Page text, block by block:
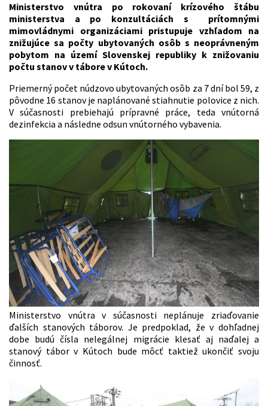
Ministerstvo vnútra po rokovaní krízového štábu
ministerstva a po konzultáciách s prítomnými
mimovládnymi organizáciami pristupuje vzhľadom na
znižujúce sa počty ubytovaných osôb s neoprávneným
pobytom na území Slovenskej republiky k znižovaniu
počtu stanov v tábore v Kútoch.
Priemerný počet núdzovo ubytovaných osôb za 7 dní bol 59, z
pôvodne 16 stanov je naplánované stiahnutie polovice z nich.
V súčasnosti prebiehajú prípravné práce, teda vnútorná
dezinfekcia a následne odsun vnútorného vybavenia.
Ministerstvo vnútra v súčasnosti neplánuje zriaďovanie
ďalších stanových táborov. Je predpoklad, že v dohľadnej
dobe budú čísla nelegálnej migrácie klesať aj naďalej a
stanový tábor v Kútoch bude môcť taktiež ukončiť svoju
činnosť.